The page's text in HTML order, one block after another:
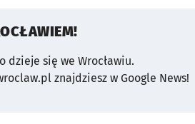
dzieje się we Wrocławiu.
znajdziesz w Google News!